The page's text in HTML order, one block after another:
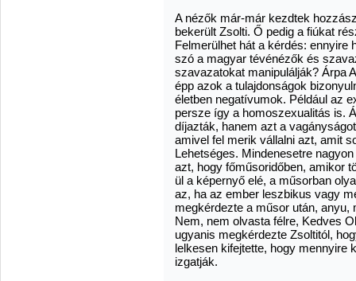
A nézők már-már kezdtek
bekerült Zsolti. Ő pedig a fiúkat
Felmerülhet hát a kérdés: ennyire
szó a magyar tévénézők és
szavazatokat manipulálják? Árpa
épp azok a tulajdonságok
életben negatívumok. Például az
persze így a homoszexualitás is.
díjazták, hanem azt a
amivel fel merik vállalni azt, amit
Lehetséges. Mindenesetre
azt, hogy főműsoridőben, amikor
ül a képernyő elé, a műsorban
az, ha az ember leszbikus vagy
megkérdezte a műsor után, anyu,
Nem, nem olvasta félre, Kedves
ugyanis megkérdezte Zsoltitól,
lelkesen kifejtette, hogy mennyire
izgatják.